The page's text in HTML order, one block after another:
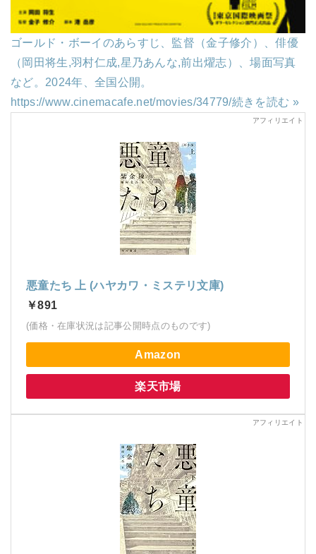
ゴールド・ボーイのあらすじ、監督（金子修介）、俳優
（岡田将生,羽村仁成,星乃あんな,前出燿志）、場面写真
など。2024年、全国公開。
https://www.cinemacafe.net/movies/34779/続きを読む »
悪童たち 上 (ハヤカワ・ミステリ文庫)
￥891
(価格・在庫状況は記事公開時点のものです)
Amazon
楽天市場